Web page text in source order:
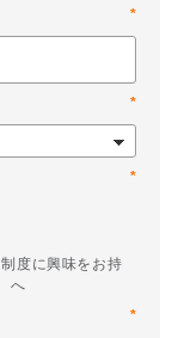
*
*
*
度に興味をお持
へ
*